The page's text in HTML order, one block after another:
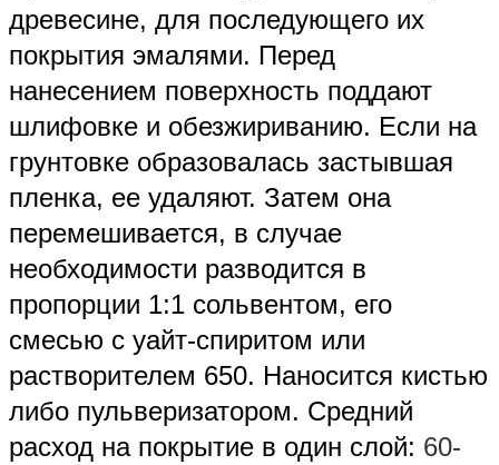
древесине, для последующего их
покрытия эмалями. Перед
нанесением поверхность поддают
шлифовке и обезжириванию. Если на
грунтовке образовалась застывшая
пленка, ее удаляют. Затем она
перемешивается, в случае
необходимости разводится в
пропорции 1:1 сольвентом, его
смесью с уайт-спиритом или
растворителем 650. Наносится кистью
либо пульверизатором. Средний
расход на покрытие в один слой: 60-